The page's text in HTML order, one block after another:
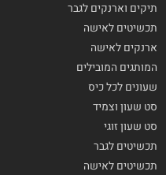
תיקים וארנקים לגבר
תכשיטים לאישה
ארנקים לאישה
המותגים המובילים
שעונים לכל כיס
סט שעון וצמיד
סט שעון זוגי
תכשיטים לגבר
תכשיטים לאישה